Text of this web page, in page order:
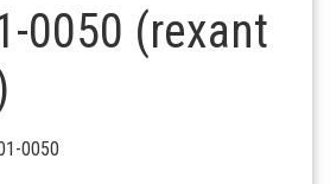
0050 (rexant
0050